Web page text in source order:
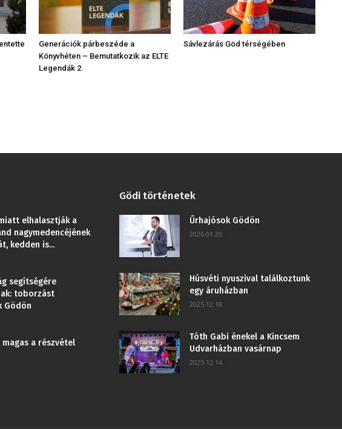
Generációk párbeszéde a
Könyvhéten – Bemutatkozik az ELTE
Legendák 2.
Sávlezárás Göd térségében
elhalasztják a
nagymedencéjének
kedden is...
segítségére
toborzást
Gödön
magas a részvétel
Gödi történetek
Űrhajósok Gödön
2026.01.29.
Húsvéti nyuszival találkoztunk
egy áruházban
2025.12.18.
Tóth Gabi énekel a Kincsem
Udvarházban vasárnap
2025.12.14.